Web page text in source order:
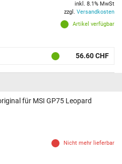
Artikel verfügbar
inkl. 8.1% MwSt
zzgl. Versandkosten
56.60 CHF
für MSI GP75 Leopard
Nicht mehr lieferbar